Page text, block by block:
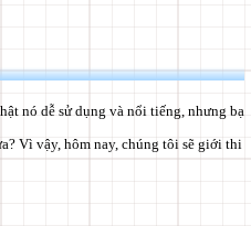
nó dễ sử dụng và nổi tiếng, nhưng bạ
Vì vậy, hôm nay, chúng tôi sẽ giới thi